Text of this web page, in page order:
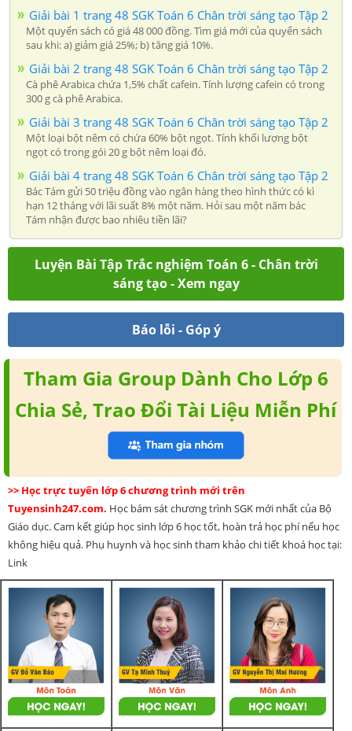
Giải bài 1 trang 48 SGK Toán 6 Chân trời sáng tạo Tập 2
Một quyển sách có giá 48 000 đồng. Tìm giá mới của quyển sách
sau khi: a) giảm giá 25%; b) tăng giá 10%.
Giải bài 2 trang 48 SGK Toán 6 Chân trời sáng tạo Tập 2
Cà phê Arabica chứa 1,5% chất cafein. Tính lượng cafein có trong
300 g cà phê Arabica.
Giải bài 3 trang 48 SGK Toán 6 Chân trời sáng tạo Tập 2
Một loại bột nêm có chứa 60% bột ngọt. Tính khối lượng bột
ngọt có trong gói 20 g bột nêm loại đó.
Giải bài 4 trang 48 SGK Toán 6 Chân trời sáng tạo Tập 2
Bác Tám gửi 50 triệu đồng vào ngân hàng theo hình thức có kì
hạn 12 tháng với lãi suất 8% một năm. Hỏi sau một năm bác
Tám nhận được bao nhiêu tiền lãi?
Luyện Bài Tập Trắc nghiệm Toán 6 - Chân trời
sáng tạo - Xem ngay
Báo lỗi - Góp ý
Tham Gia Group Dành Cho Lớp 6
Chia Sẻ, Trao Đổi Tài Liệu Miễn Phí
>> Học trực tuyến lớp 6 chương trình mới trên
Tuyensinh247.com. Học bám sát chương trình SGK mới nhất của Bộ
Giáo dục. Cam kết giúp học sinh lớp 6 học tốt, hoàn trả học phí nếu học
không hiệu quả. Phụ huynh và học sinh tham khảo chi tiết khoá học tại:
Link